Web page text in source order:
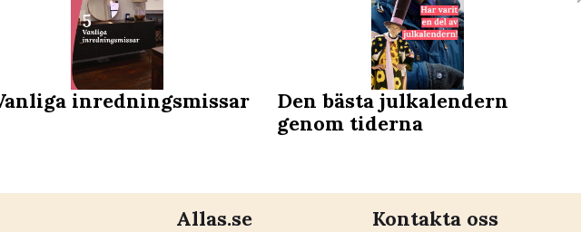
5 Vanliga inredningsmissar
Den bästa julkalendern
genom tiderna
Allas.se Kontakta oss